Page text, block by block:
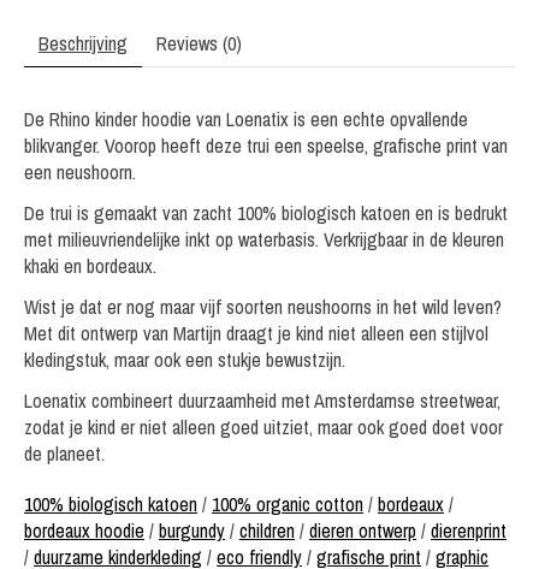
Beschrijving Reviews (0)
De Rhino kinder hoodie van Loenatix is een echte opvallende
blikvanger. Voorop heeft deze trui een speelse, grafische print van
een neushoorn.
De trui is gemaakt van zacht 100% biologisch katoen en is bedrukt
met milieuvriendelijke inkt op waterbasis. Verkrijgbaar in de kleuren
khaki en bordeaux.
Wist je dat er nog maar vijf soorten neushoorns in het wild leven?
Met dit ontwerp van Martijn draagt je kind niet alleen een stijlvol
kledingstuk, maar ook een stukje bewustzijn.
Loenatix combineert duurzaamheid met Amsterdamse streetwear,
zodat je kind er niet alleen goed uitziet, maar ook goed doet voor
de planeet.
100% biologisch katoen/ 100% organic cotton/bordeaux/
bordeaux hoodie /burgundy/children/dieren ontwerp /dierenprint
/duurzame kinderkleding /eco friendly/grafische print /graphic